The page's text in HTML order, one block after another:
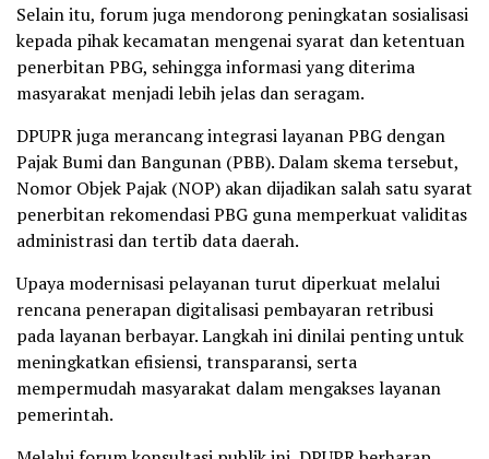
Selain itu, forum juga mendorong peningkatan sosialisasi
kepada pihak kecamatan mengenai syarat dan ketentuan
penerbitan PBG, sehingga informasi yang diterima
masyarakat menjadi lebih jelas dan seragam.
DPUPR juga merancang integrasi layanan PBG dengan
Pajak Bumi dan Bangunan (PBB). Dalam skema tersebut,
Nomor Objek Pajak (NOP) akan dijadikan salah satu syarat
penerbitan rekomendasi PBG guna memperkuat validitas
administrasi dan tertib data daerah.
Upaya modernisasi pelayanan turut diperkuat melalui
rencana penerapan digitalisasi pembayaran retribusi
pada layanan berbayar. Langkah ini dinilai penting untuk
meningkatkan efisiensi, transparansi, serta
mempermudah masyarakat dalam mengakses layanan
pemerintah.